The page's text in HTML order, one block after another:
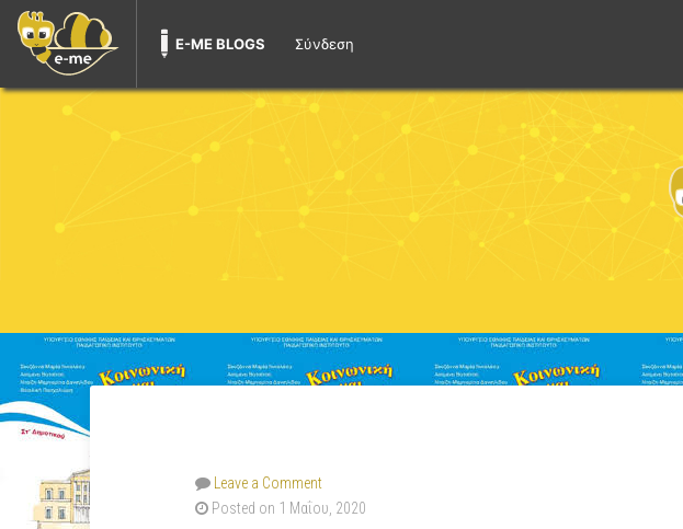
E-ME BLOGS Σύνδεση
Leave a Comment
Posted on 1 Μαΐου, 2020